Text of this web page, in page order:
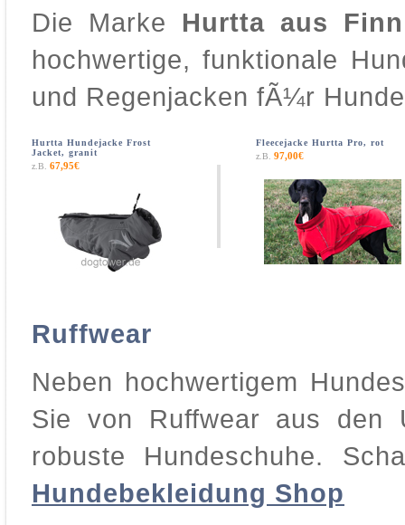
Die Marke Hurtta aus
hochwertige, funktionale
und Regenjacken fÃ¼r
Hurtta Hundejacke Frost
Jacket, granit
z.B. 67,95€
Fleecejacke Hurtta Pro, rot
z.B. 97,00€
Ruffwear
Neben hochwertigem
Sie von Ruffwear aus den
robuste Hundeschuhe.
Hundebekleidung Shop